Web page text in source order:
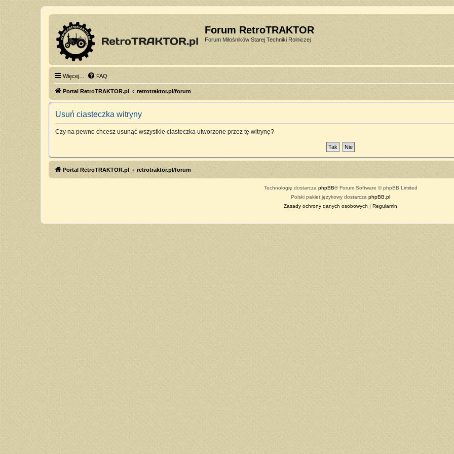
Forum RetroTRAKTOR
Forum Miłośników Starej Techniki Rolniczej
Więcej… FAQ
Portal RetroTRAKTOR.pl retrotraktor.pl/forum
Usuń ciasteczka witryny
Czy na pewno chcesz usunąć wszystkie ciasteczka utworzone przez tę witrynę?
Portal RetroTRAKTOR.pl retrotraktor.pl/forum
Technologię dostarcza phpBB® Forum Software © phpBB Limited
Polski pakiet językowy dostarcza phpBB.pl
Zasady ochrony danych osobowych | Regulamin